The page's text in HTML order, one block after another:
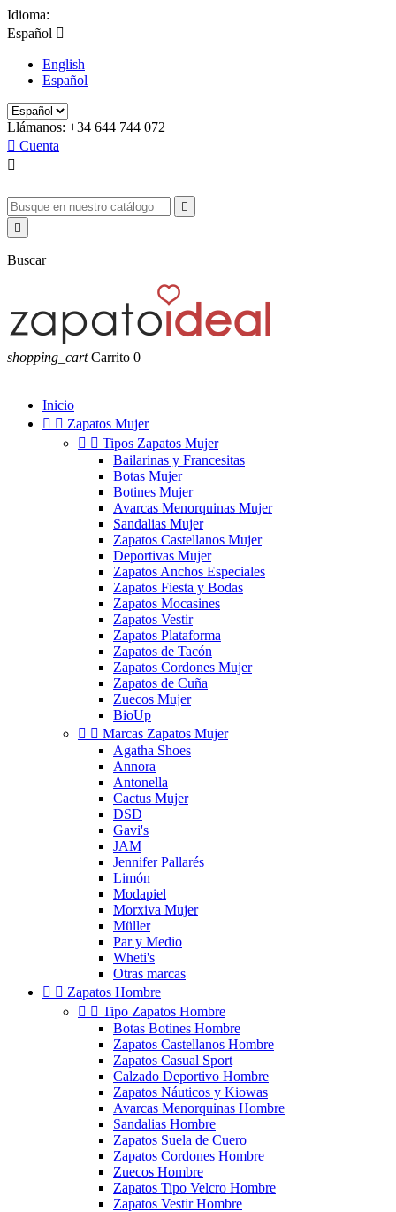
Idioma:
Español 
English
Español
Llámanos: +34 644 744 072
 Cuenta



Buscar
shopping_cart Carrito 0
Inicio
  Zapatos Mujer
  Tipos Zapatos Mujer
Bailarinas y Francesitas
Botas Mujer
Botines Mujer
Avarcas Menorquinas Mujer
Sandalias Mujer
Zapatos Castellanos Mujer
Deportivas Mujer
Zapatos Anchos Especiales
Zapatos Fiesta y Bodas
Zapatos Mocasines
Zapatos Vestir
Zapatos Plataforma
Zapatos de Tacón
Zapatos Cordones Mujer
Zapatos de Cuña
Zuecos Mujer
BioUp
  Marcas Zapatos Mujer
Agatha Shoes
Annora
Antonella
Cactus Mujer
DSD
Gavi's
JAM
Jennifer Pallarés
Limón
Modapiel
Morxiva Mujer
Müller
Par y Medio
Wheti's
Otras marcas
  Zapatos Hombre
  Tipo Zapatos Hombre
Botas Botines Hombre
Zapatos Castellanos Hombre
Zapatos Casual Sport
Calzado Deportivo Hombre
Zapatos Náuticos y Kiowas
Avarcas Menorquinas Hombre
Sandalias Hombre
Zapatos Suela de Cuero
Zapatos Cordones Hombre
Zuecos Hombre
Zapatos Tipo Velcro Hombre
Zapatos Vestir Hombre